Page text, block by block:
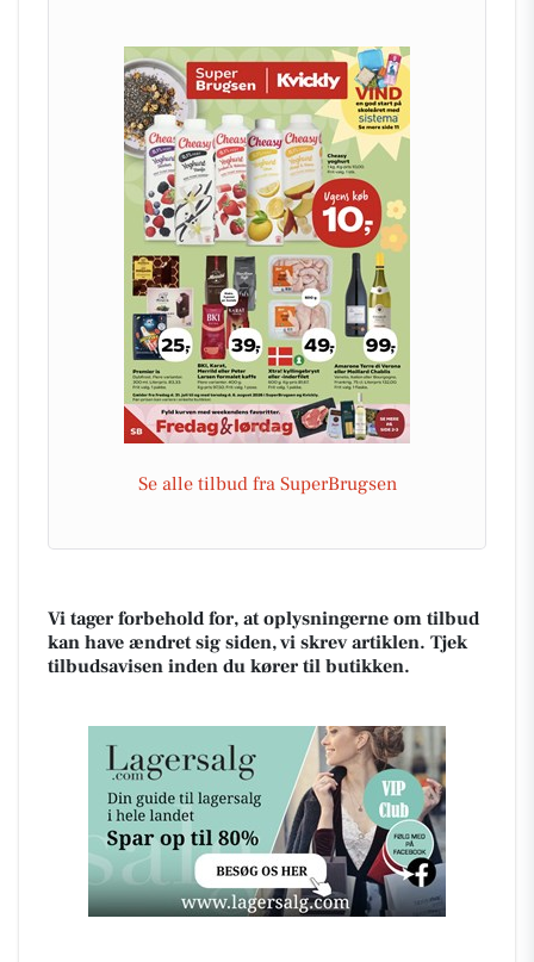
Se alle tilbud fra SuperBrugsen
Vi tager forbehold for, at oplysningerne om tilbud
kan have ændret sig siden, vi skrev artiklen. Tjek
tilbudsavisen inden du kører til butikken.